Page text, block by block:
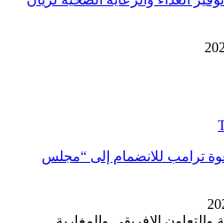
ترامب للانضمام إلى “مجلس